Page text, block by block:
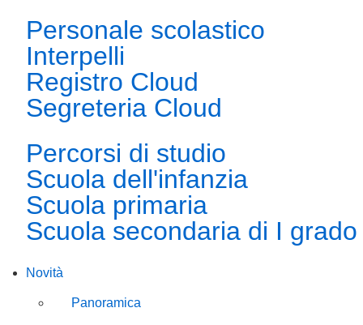
Personale scolastico
Interpelli
Registro Cloud
Segreteria Cloud
Percorsi di studio
Scuola dell'infanzia
Scuola primaria
Scuola secondaria di I grado
Novità
Panoramica